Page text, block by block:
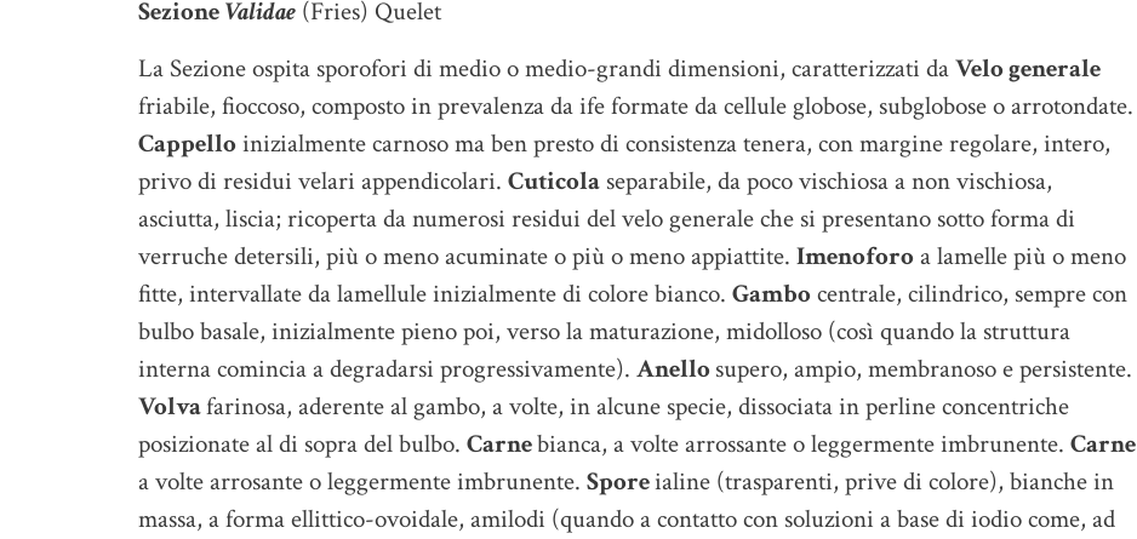
SezioneValidae (Fries) Quelet
La Sezione ospita sporofori di medio o medio-grandi dimensioni, caratterizzati daVelo generale
friabile, fioccoso, composto in prevalenza da ife formate da cellule globose, subglobose o arrotondate.
Cappelloinizialmente carnoso ma ben presto di consistenza tenera, con margine regolare, intero,
privo di residui velari appendicolari. Cuticola separabile, da poco vischiosa a non vischiosa,
asciutta, liscia; ricoperta da numerosi residui del velo generale che si presentano sotto forma di
verruche detersili, più o meno acuminate o più o meno appiattite. Imenoforoa lamelle più o meno
fitte, intervallate da lamellule inizialmente di colore bianco. Gambocentrale, cilindrico, sempre con
bulbo basale, inizialmente pieno poi, verso la maturazione, midolloso (così quando la struttura
interna comincia a degradarsi progressivamente). Anellosupero, ampio, membranoso e persistente.
Volvafarinosa, aderente al gambo, a volte, in alcune specie, dissociata in perline concentriche
posizionate al di sopra del bulbo. Carnebianca, a volte arrossante o leggermente imbrunente. Carne
a volte arrosante o leggermente imbrunente. Sporeialine (trasparenti, prive di colore), bianche in
massa, a forma ellittico-ovoidale, amilodi (quando a contatto con soluzioni a base di iodio come, ad